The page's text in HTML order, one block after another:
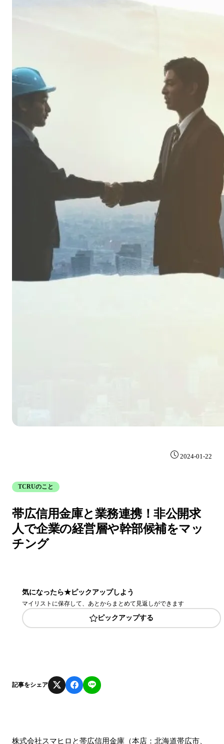
2024-01-22
TCRUのこと
帯広信用金庫と業務連携！非公開求
人で企業の経営層や幹部候補をマッ
チング
気になったら★ピックアップしよう
マイリストに保存して、あとからまとめて見返しができます
ピックアップする
記事をシェア
株式会社スマヒロと帯広信用金庫（本店：北海道帯広市、